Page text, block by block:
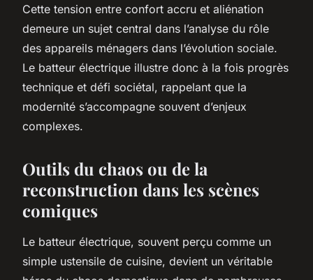
Cette tension entre confort accru et aliénation
demeure un sujet central dans l’analyse du rôle
des appareils ménagers dans l’évolution sociale.
Le batteur électrique illustre donc à la fois progrès
technique et défi sociétal, rappelant que la
modernité s’accompagne souvent d’enjeux
complexes.
Outils du chaos ou de la
reconstruction dans les scènes
comiques
Le batteur électrique, souvent perçu comme un
simple ustensile de cuisine, devient un véritable